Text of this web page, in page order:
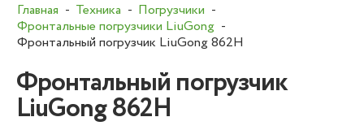
Главная Техника
Погрузчики
Фронтальные погрузчики LiuGong
Фронтальный погрузчик LiuGong 862H
Фронтальный погрузчик
LiuGong 862H